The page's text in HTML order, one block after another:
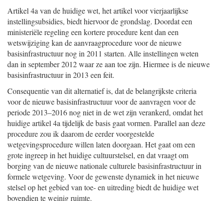
Artikel 4a van de huidige wet, het artikel voor vierjaarlijkse
instellingsubsidies, biedt hiervoor de grondslag. Doordat een
ministeriële regeling een kortere procedure kent dan een
wetswijziging kan de aanvraagprocedure voor de nieuwe
basisinfrastructuur nog in 2011 starten. Alle instellingen weten
dan in september 2012 waar ze aan toe zijn. Hiermee is de nieuwe
basisinfrastructuur in 2013 een feit.
Consequentie van dit alternatief is, dat de belangrijkste criteria
voor de nieuwe basisinfrastructuur voor de aanvragen voor de
periode 2013–2016 nog niet in de wet zijn verankerd, omdat het
huidige artikel 4a tijdelijk de basis gaat vormen. Parallel aan deze
procedure zou ik daarom de eerder voorgestelde
wetgevingsprocedure willen laten doorgaan. Het gaat om een
grote ingreep in het huidige cultuurstelsel, en dat vraagt om
borging van de nieuwe nationale culturele basisinfrastructuur in
formele wetgeving. Voor de gewenste dynamiek in het nieuwe
stelsel op het gebied van toe- en uitreding biedt de huidige wet
bovendien te weinig ruimte.